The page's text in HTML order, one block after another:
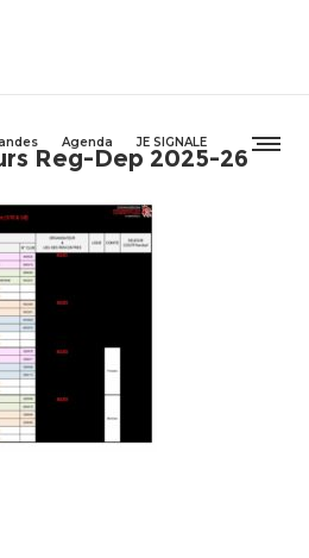
Agenda JE SIGNALE
Reg-Dep 2025-26